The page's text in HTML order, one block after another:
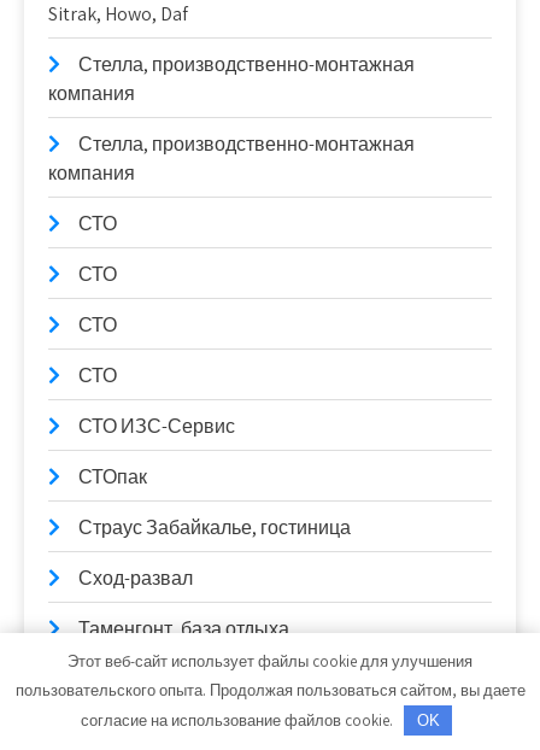
Sitrak, Howo, Daf
Стелла, производственно-монтажная
компания
Стелла, производственно-монтажная
компания
СТО
СТО
СТО
СТО
СТО ИЗС-Сервис
СТОпак
Страус Забайкалье, гостиница
Сход-развал
Таменгонт, база отдыха
Теннисный клуб на Рабочем
Теремок, мотель
Этот веб-сайт использует файлы cookie для улучшения
пользовательского опыта. Продолжая пользоваться сайтом, вы даете
согласие на использование файлов cookie.
OK